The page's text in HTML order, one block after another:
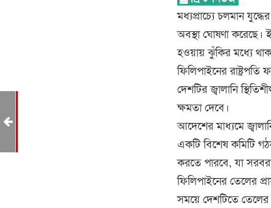
মধ্যপ্রাচ্যে চলমান
অবস্থা ঘোষণা করেছে।
হওয়ায় ঝুঁকির মধ্যে
ফিলিপাইনের
দেশটির জ্বালানি
ক্ষমতা দেবে।
আদেশের মাধ্যমে
একটি বিশেষ কমিটি
করতে পারবে, যা
ফিলিপাইনের তেলের
সময়ে দেশটিতে